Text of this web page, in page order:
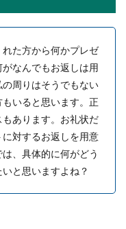
た方から何かプレゼ
なんでもお返しは用
周りはそうでもない
いると思います。正
あります。お礼状だ
対するお返しを用意
、具体的に何がどう
と思いますよね？